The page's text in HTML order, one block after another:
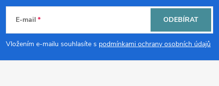
p
a
E-mail
Vložením e-mailu souhlasíte s podmínkami ochrany osobních údajů
ODEBÍRAT